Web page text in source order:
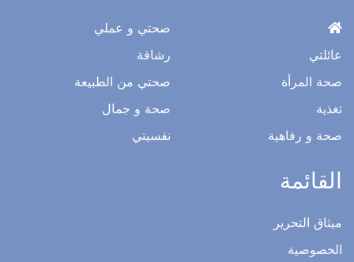
عائلتي
صحة المرأة
تغذية
صحة و رفاهية
صحتي و عملي
رشاقة
صحتي من الطبيعة
صحة و جمال
نفسيتي
القائمة
ميثاق التحرير
الخصوصية